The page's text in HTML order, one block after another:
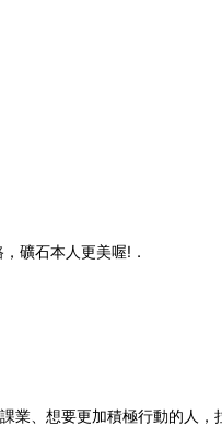
礦石本人更美喔!．
業、想要更加積極行動的人，